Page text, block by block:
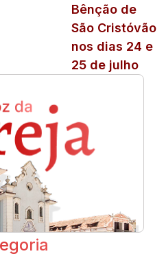
Bênção de
São Cristóvão
nos dias 24 e
25 de julho